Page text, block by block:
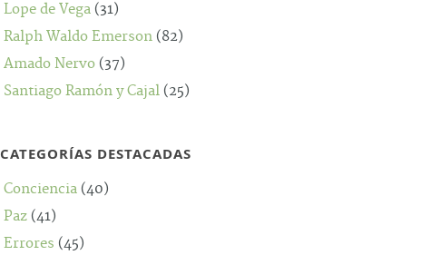
Lope de Vega (31)
Ralph Waldo Emerson (82)
Amado Nervo (37)
Santiago Ramón y Cajal (25)
CATEGORÍAS DESTACADAS
Conciencia (40)
Paz (41)
Errores (45)